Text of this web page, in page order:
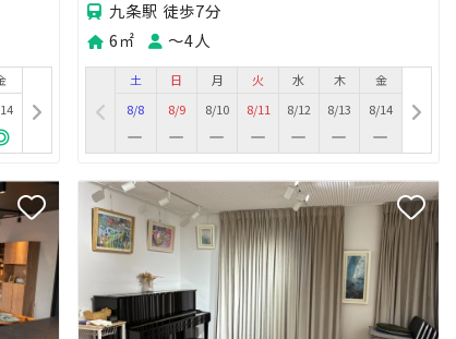
九条駅 徒歩7分
6㎡
〜4人
土
8/8
日
8/9
月
8/10
火
8/11
水
8/12
木
8/13
金
8/14